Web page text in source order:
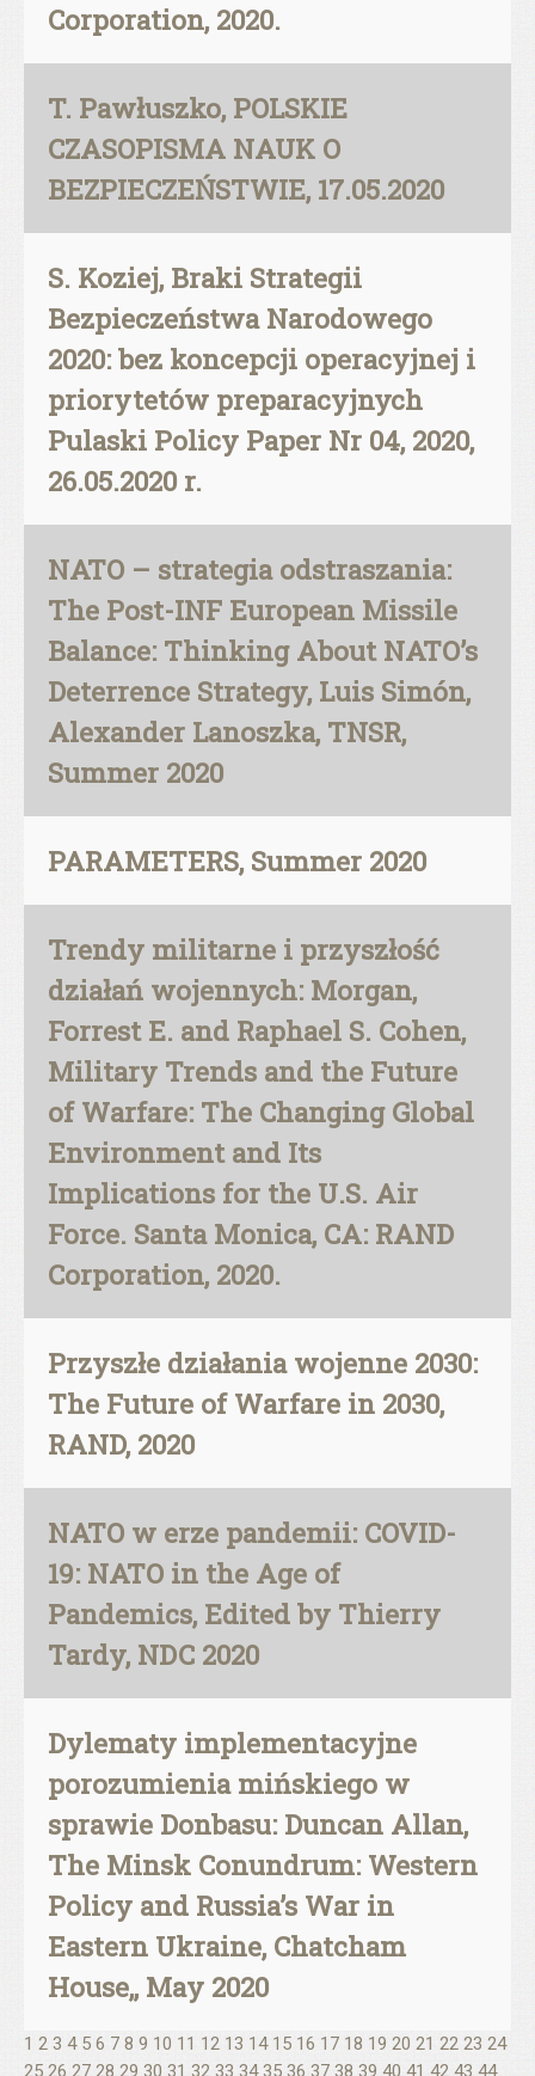
Corporation, 2020.
T. Pawłuszko, POLSKIE
CZASOPISMA NAUK O
BEZPIECZEŃSTWIE, 17.05.2020
S. Koziej, Braki Strategii
Bezpieczeństwa Narodowego
2020: bez koncepcji operacyjnej i
priorytetów preparacyjnych
Pulaski Policy Paper Nr 04, 2020,
26.05.2020 r.
NATO – strategia odstraszania:
The Post-INF European Missile
Balance: Thinking About NATO’s
Deterrence Strategy, Luis Simón,
Alexander Lanoszka, TNSR,
Summer 2020
PARAMETERS, Summer 2020
Trendy militarne i przyszłość
działań wojennych: Morgan,
Forrest E. and Raphael S. Cohen,
Military Trends and the Future
of Warfare: The Changing Global
Environment and Its
Implications for the U.S. Air
Force. Santa Monica, CA: RAND
Corporation, 2020.
Przyszłe działania wojenne 2030:
The Future of Warfare in 2030,
RAND, 2020
NATO w erze pandemii: COVID-
19: NATO in the Age of
Pandemics, Edited by Thierry
Tardy, NDC 2020
Dylematy implementacyjne
porozumienia mińskiego w
sprawie Donbasu: Duncan Allan,
The Minsk Conundrum: Western
Policy and Russia’s War in
Eastern Ukraine, Chatcham
House,, May 2020
1 2 3 4 5 6 7 8 9 10 11 12 13 14 15 16 17 18 19 20 21 22 23 24
25 26 27 28 29 30 31 32 33 34 35 36 37 38 39 40 41 42 43 44